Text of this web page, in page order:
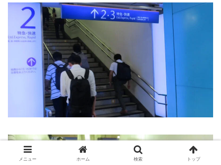
メニュー ホーム 検索 トップ